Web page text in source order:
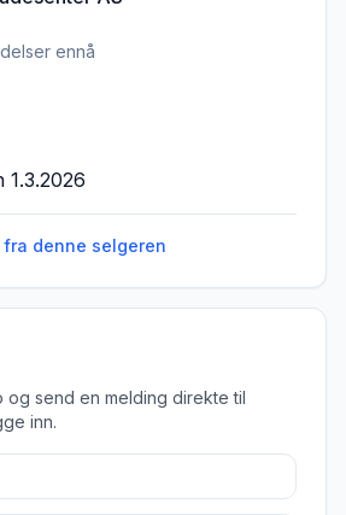
ennå
1.3.2026
fra denne selgeren
og send en melding direkte til
inn.